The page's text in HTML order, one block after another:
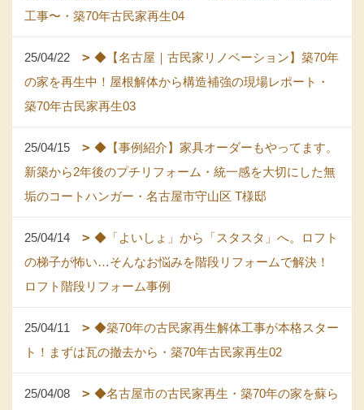
工事〜・築70年古民家再生04
25/04/22
◆【名古屋｜古民家リノベーション】築70年
の家を再生中！屋根解体から構造補強の現場レポート・
築70年古民家再生03
25/04/15
◆【事例紹介】家具オーダーもやってます。
新築から2年後のプチリフォーム・統一感を大切にした無
垢のコートハンガー・名古屋市守山区 T様邸
25/04/14
◆「よいしょ」から「スタスタ」へ。ロフト
の梯子が怖い…そんなお悩みを階段リフォームで解決！
ロフト階段リフォーム事例
25/04/11
◆築70年の古民家再生解体工事が本格スター
ト！まずは瓦の撤去から・築70年古民家再生02
25/04/08
◆名古屋市の古民家再生・築70年の家を蘇ら